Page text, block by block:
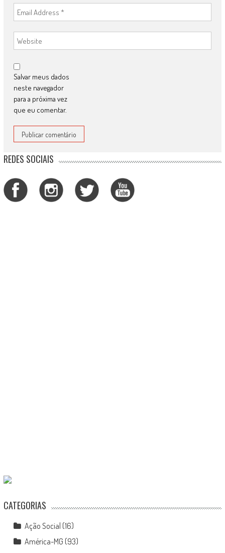
Salvar meus dados
neste navegador
para a próxima vez
que eu comentar.
REDES SOCIAIS
CATEGORIAS
Ação Social (16)
América-MG (93)